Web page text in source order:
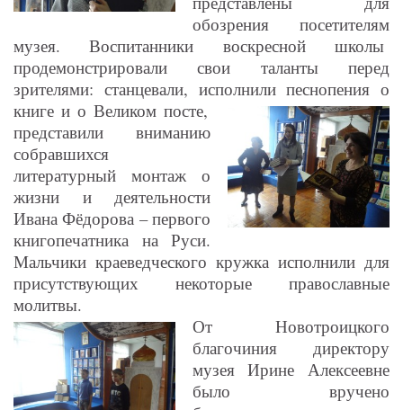
обозрения посетителям
музея. Воспитанники воскресной школы
продемонстрировали свои таланты перед
зрителями: станцевали, исполнили песнопения о
книге и о Великом посте,
представили вниманию
собравшихся
литературный монтаж о
жизни и деятельности
Ивана Фёдорова – первого
книгопечатника на Руси.
Мальчики краеведческого кружка исполнили для
присутствующих некоторые православные
молитвы.
От Новотроицкого
благочиния директору
музея Ирине Алексеевне
было вручено